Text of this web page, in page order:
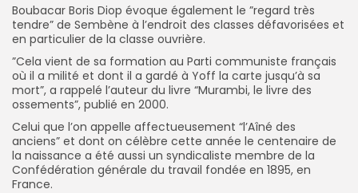
Boubacar Boris Diop évoque également le ”regard très
tendre” de Sembène à l’endroit des classes défavorisées et
en particulier de la classe ouvrière.
”Cela vient de sa formation au Parti communiste français
où il a milité et dont il a gardé à Yoff la carte jusqu’à sa
mort”, a rappelé l’auteur du livre “Murambi, le livre des
ossements”, publié en 2000.
Celui que l’on appelle affectueusement “l’Aîné des
anciens” et dont on célèbre cette année le centenaire de
la naissance a été aussi un syndicaliste membre de la
Confédération générale du travail fondée en 1895, en
France.